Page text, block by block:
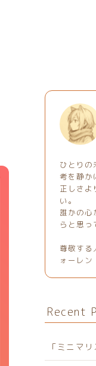
ひとりの
考を静か
正しさよ
い。
誰かの心
らと思っ
尊敬する
ォーレン
Recent
「ミニマ